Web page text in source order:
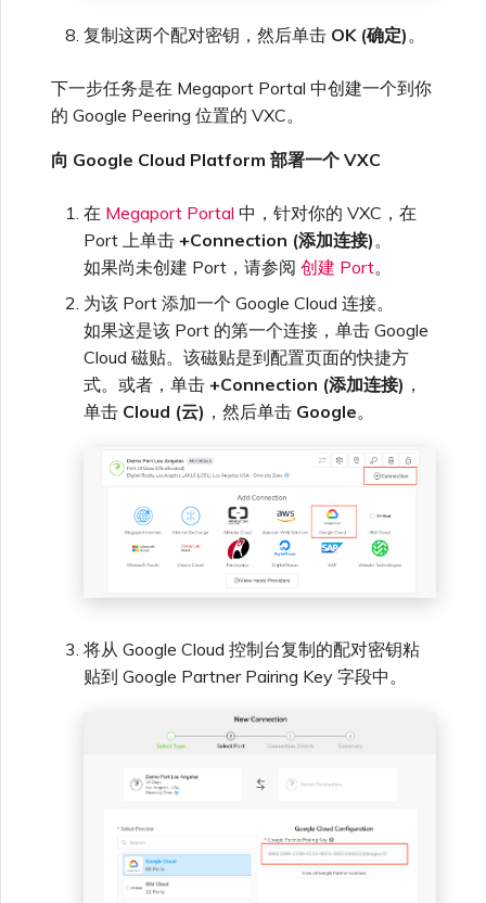
复制这两个配对密钥，然后单击 OK (确定) 。
下一步任务是在 Megaport Portal 中创建一个到你
的 Google Peering 位置的 VXC。
向 Google Cloud Platform 部署一个 VXC
在 Megaport Portal 中，针对你的 VXC，在
Port 上单击 +Connection (添加连接) 。
如果尚未创建 Port，请参阅 创建 Port。
为该 Port 添加一个 Google Cloud 连接。
如果这是该 Port 的第一个连接，单击 Google
Cloud 磁贴。该磁贴是到配置页面的快捷方
式。或者，单击 +Connection (添加连接) ，
单击 Cloud (云) ，然后单击 Google。
将从 Google Cloud 控制台复制的配对密钥粘
贴到 Google Partner Pairing Key 字段中。